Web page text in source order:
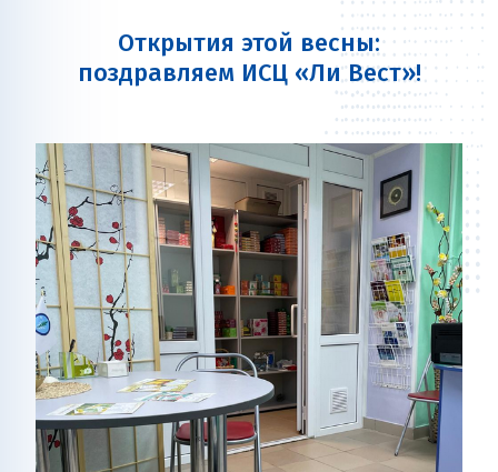
Открытия этой весны:
поздравляем ИСЦ «Ли Вест»!